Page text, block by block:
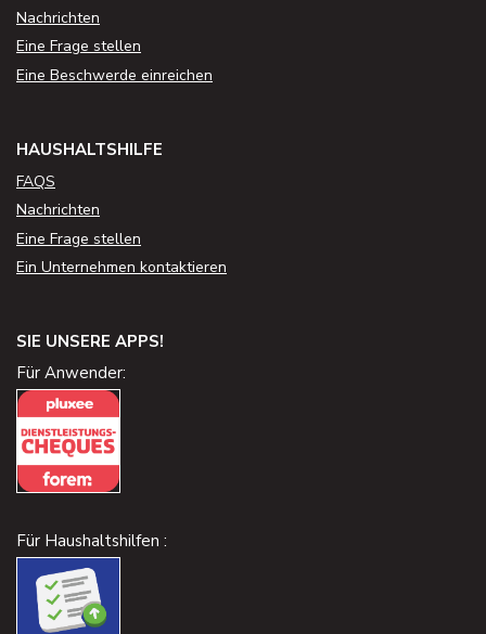
Nachrichten
Eine Frage stellen
Eine Beschwerde einreichen
HAUSHALTSHILFE
FAQS
Nachrichten
Eine Frage stellen
Ein Unternehmen kontaktieren
SIE UNSERE APPS!
Für Anwender:
Für Haushaltshilfen :